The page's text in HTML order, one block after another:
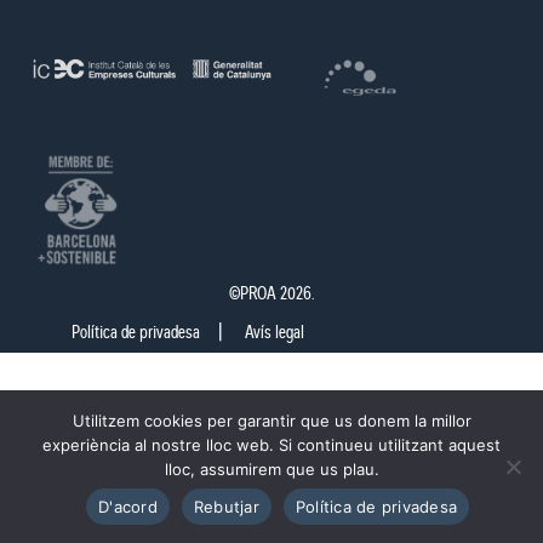
©PROA 2026.
Política de privadesa Avís legal
Utilitzem cookies per garantir que us donem la millor
experiència al nostre lloc web. Si continueu utilitzant aquest
lloc, assumirem que us plau.
D'acord
Rebutjar Política de privadesa